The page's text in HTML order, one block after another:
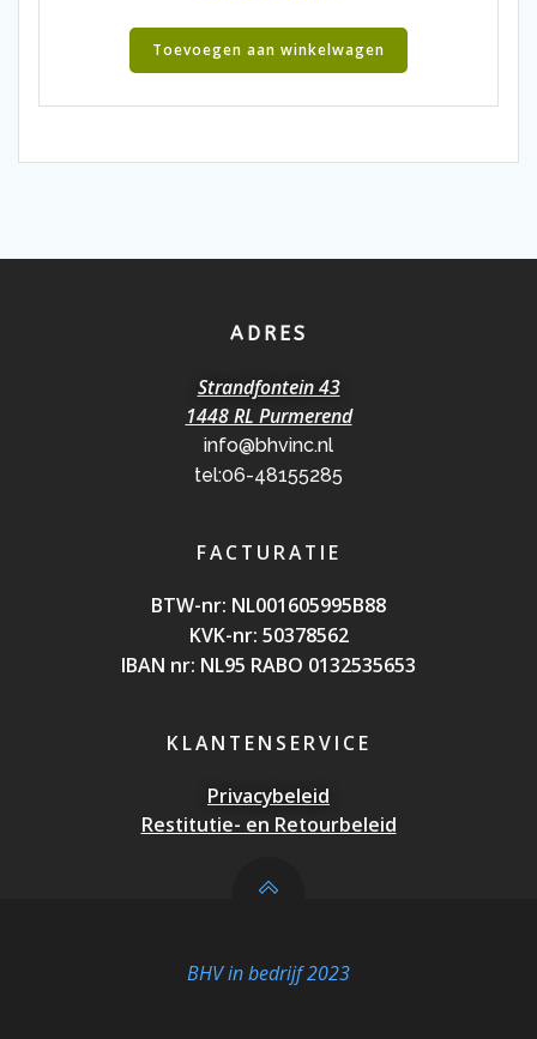
Toevoegen aan winkelwagen
ADRES
Strandfontein 43
1448 RL Purmerend
info@bhvinc.nl
tel:06-48155285
FACTURATIE
BTW-nr: NL001605995B88
KVK-nr: 50378562
IBAN nr: NL95 RABO 0132535653
KLANTENSERVICE
Privacybeleid
Restitutie- en Retourbeleid
BHV in bedrijf 2023